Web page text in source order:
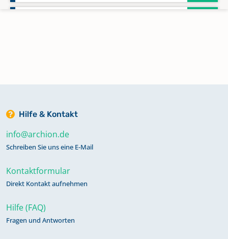
Hilfe & Kontakt
info@archion.de
Schreiben Sie uns eine E-Mail
Kontaktformular
Direkt Kontakt aufnehmen
Hilfe (FAQ)
Fragen und Antworten